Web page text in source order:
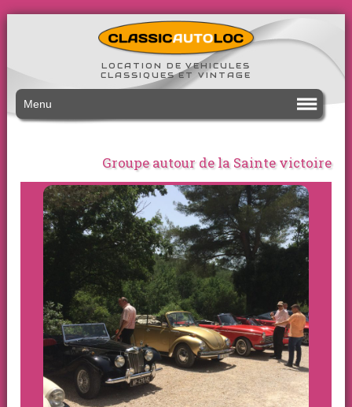
LOCATION DE VEHICULES
CLASSIQUES ET VINTAGE
Menu
Groupe autour de la Sainte victoire